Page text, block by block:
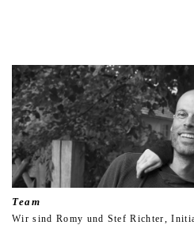
Team
Wir sind Romy und Stef Richter,